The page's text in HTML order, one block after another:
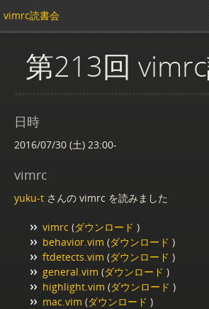
vimrc読書会
第213回
日時
2016/07/30 (土) 23:00-
vimrc
yuku-t さんの vimrc を読みました
vimrc (ダウンロード )
behavior.vim (ダウンロード )
ftdetects.vim (ダウンロード )
general.vim (ダウンロード )
highlight.vim (ダウンロード )
mac.vim (ダウンロード )